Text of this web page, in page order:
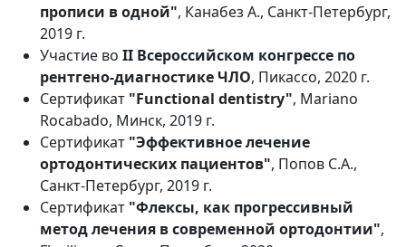
прописи в одной", Канабез А., Санкт-Петербург,
2019 г.
Участие во II Всероссийском конгрессе по
рентгено-диагностике ЧЛО, Пикассо, 2020 г.
Сертификат "Functional dentistry", Mariano
Rocabado, Минск, 2019 г.
Сертификат "Эффективное лечение
ортодонтических пациентов", Попов С.А.,
Санкт-Петербург, 2019 г.
Сертификат "Флексы, как прогрессивный
метод лечения в современной ортодонтии",